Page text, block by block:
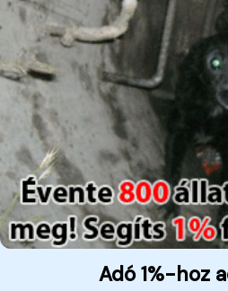
Adó 1%-hoz